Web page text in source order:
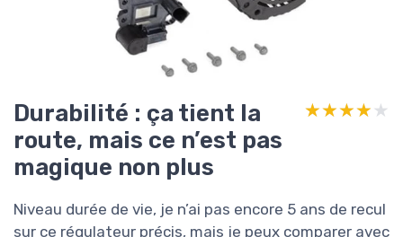
Durabilité : ça tient la
route, mais ce n’est pas
magique non plus
★★★★★
★★★★★
Niveau durée de vie, je n’ai pas encore 5 ans de recul
sur ce régulateur précis, mais je peux comparer avec